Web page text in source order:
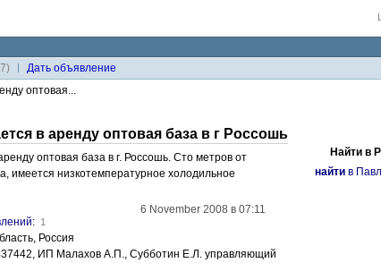
Дaть объявление
оптовая...
в аренду оптовая база в г Россошь
оптовая база в г. Россошь. Сто метров от
имеется низкотемпературное холодильное
6 November 2008 в 07:11
: 1
Россия
ИП Малахов А.П., Субботин Е.Л. управляющий
Найти в
найти в